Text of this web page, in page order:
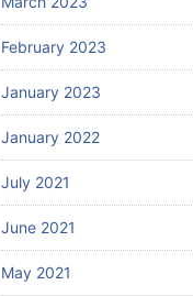
February 2023
January 2023
January 2022
July 2021
June 2021
May 2021